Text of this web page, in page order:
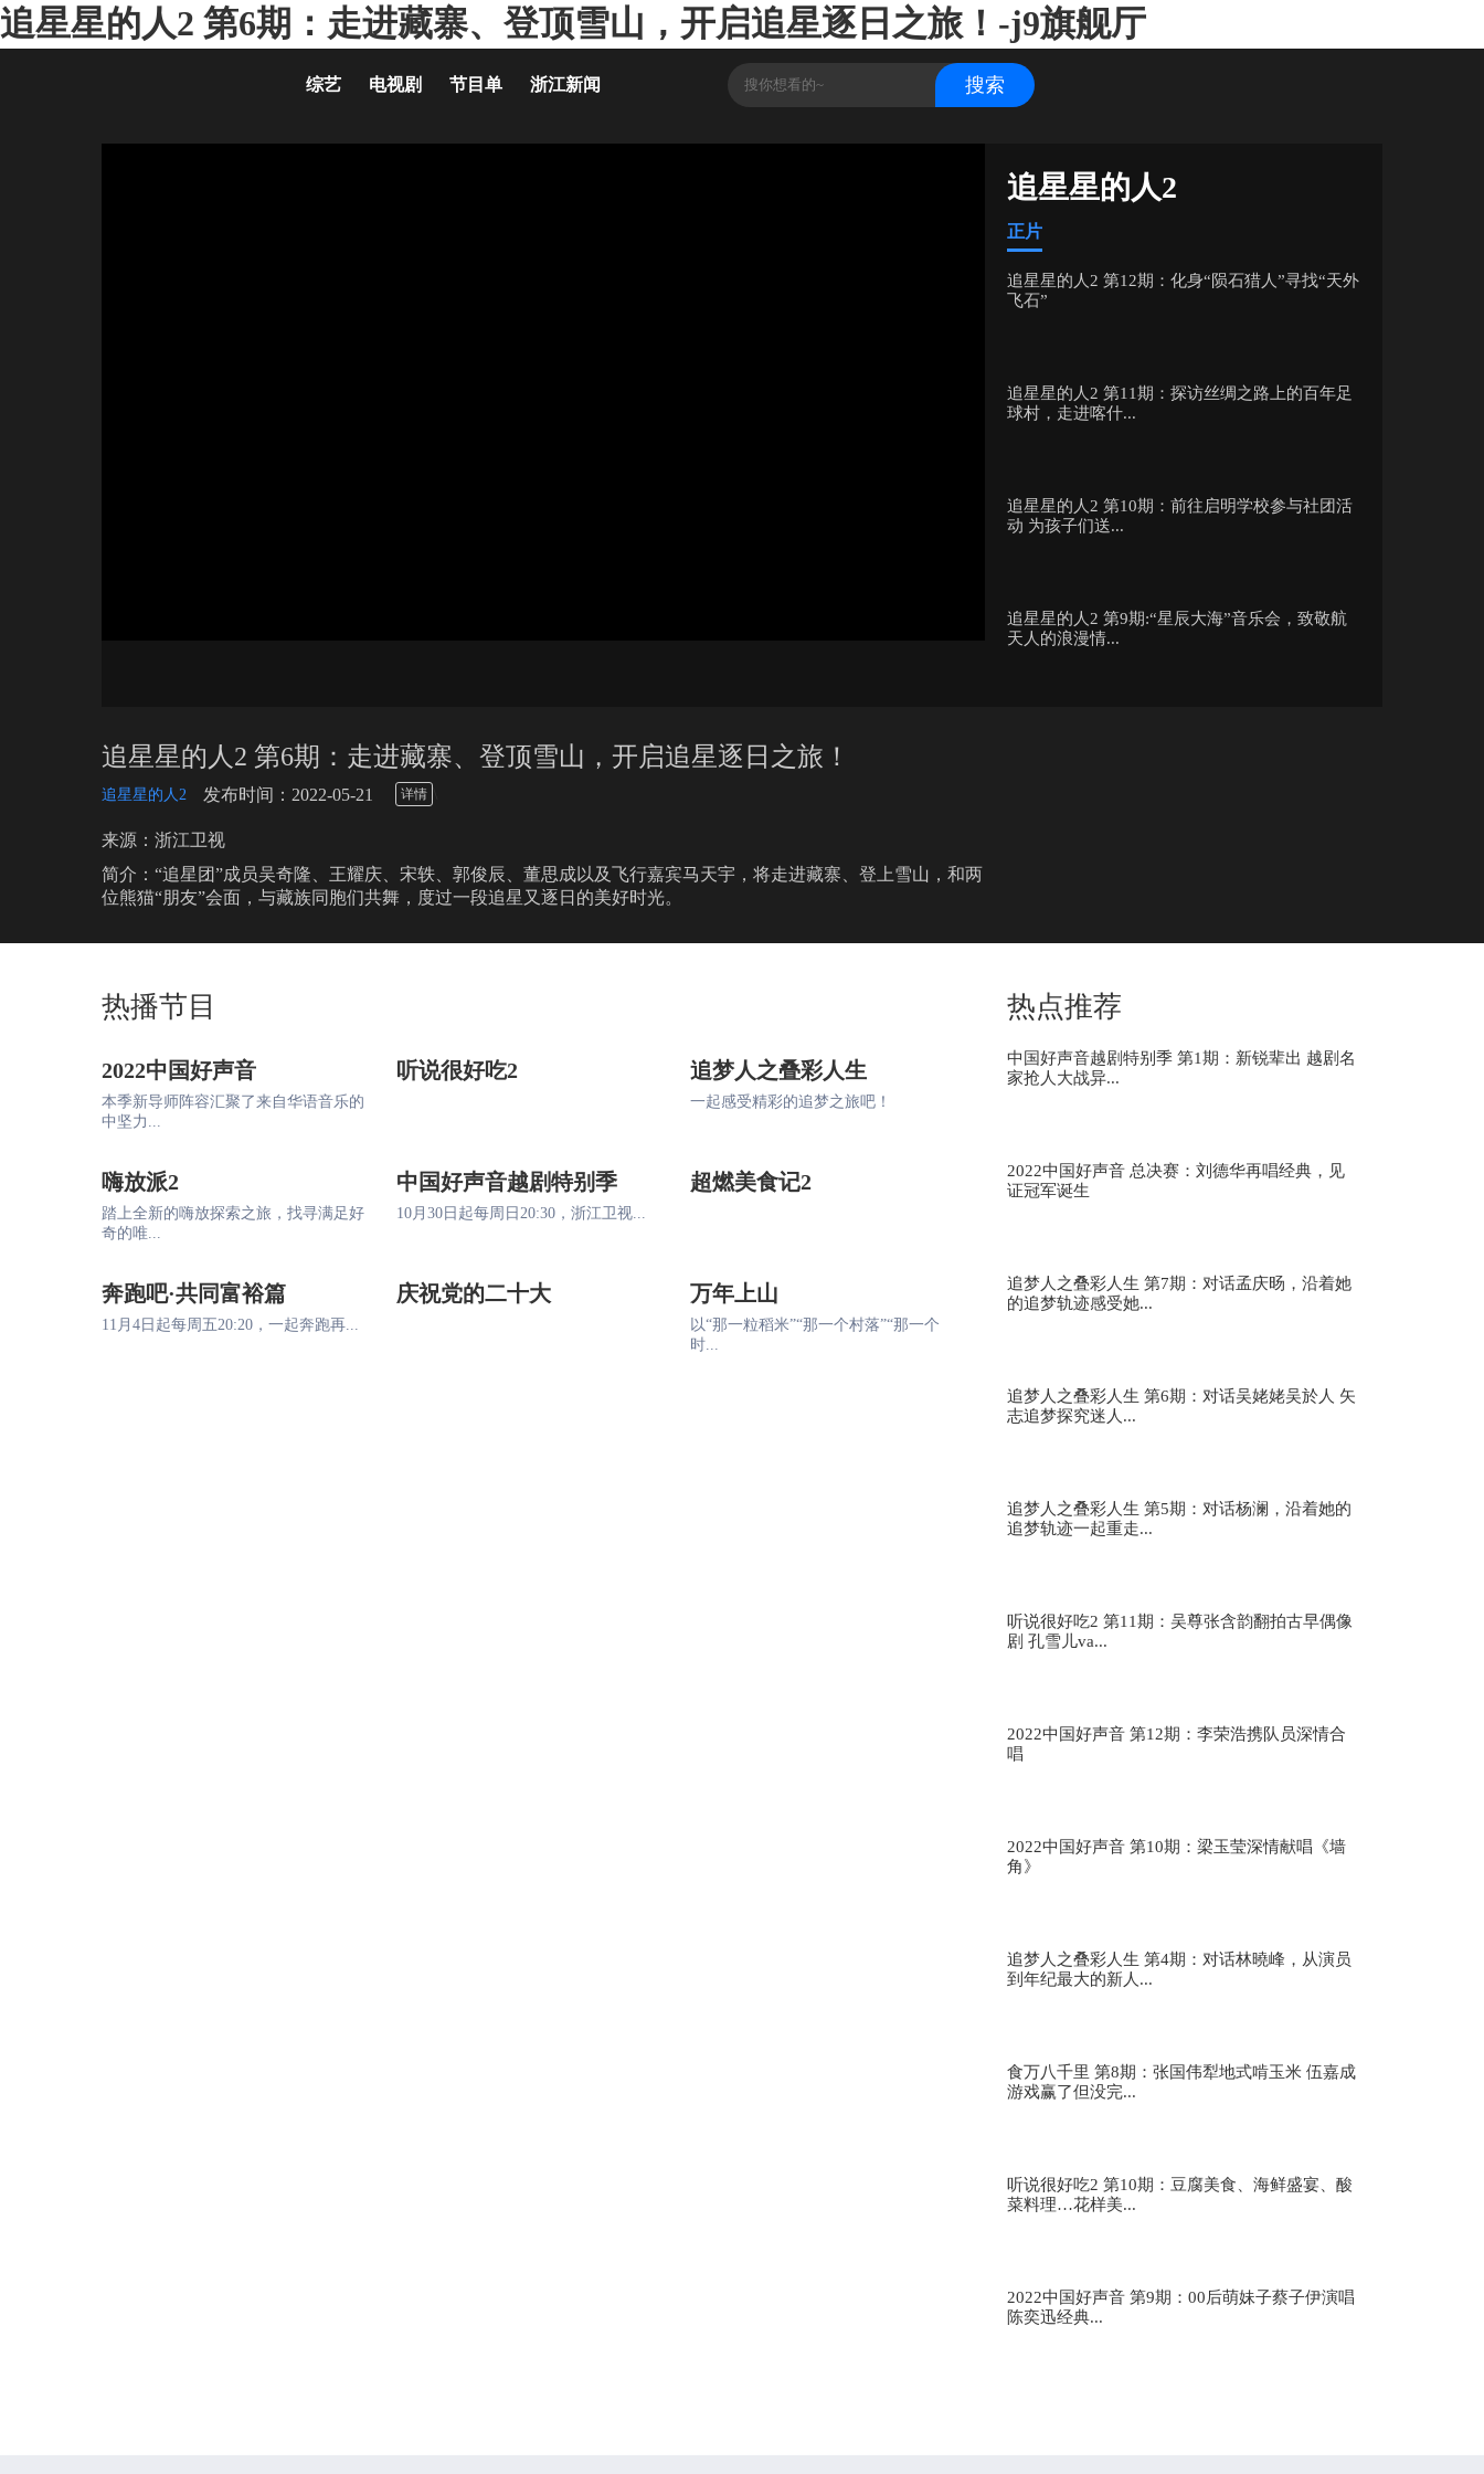
追星星的人2 第6期：走进藏寨、登顶雪山，开启追星逐日之旅！-j9旗舰厅
综艺 电视剧 节目单 浙江新闻
追星星的人2 第6期：走进藏寨、登顶雪山，开启追星逐日之旅！
追星星的人2 发布时间：2022-05-21 详情
来源：浙江卫视
简介：“追星团”成员吴奇隆、王耀庆、宋轶、郭俊辰、董思成以及飞行嘉宾马天宇，将走进藏寨、登上雪山，和两
位熊猫“朋友”会面，与藏族同胞们共舞，度过一段追星又逐日的美好时光。
追星星的人2
正片
追星星的人2 第12期：化身“陨石猎人”寻找“天外
飞石”
追星星的人2 第11期：探访丝绸之路上的百年足
球村，走进喀什...
追星星的人2 第10期：前往启明学校参与社团活
动 为孩子们送...
追星星的人2 第9期:“星辰大海”音乐会，致敬航
天人的浪漫情...
追星星的人2 第5期：走进自然学校探访美丽乡
村，开启发现“可...
追星星的人2 第4期：吴奇隆、王耀庆惊喜回归！
走进四川雅安寻...
追星星的人2 第3期：胡海泉献唱草地帐篷派对
“追星团”现场...
追星星的人2 第2期：“追星团”走进安吉鲁家村
乘坐小火车开...
追星星的人2 第1期：“追星团”开启春日之旅、追
逐漫天繁星
热播节目
2022中国好声音
本季新导师阵容汇聚了来自华语音乐的
中坚力...
听说很好吃2 追梦人之叠彩人生
一起感受精彩的追梦之旅吧！
嗨放派2
踏上全新的嗨放探索之旅，找寻满足好
奇的唯...
中国好声音越剧特别季
10月30日起每周日20:30，浙江卫视...
超燃美食记2
奔跑吧·共同富裕篇
11月4日起每周五20:20，一起奔跑再...
庆祝党的二十大 万年上山
以“那一粒稻米”“那一个村落”“那一个
时...
热点推荐
中国好声音越剧特别季 第1期：新锐辈出 越剧名
家抢人大战异...
2022中国好声音 总决赛：刘德华再唱经典，见
证冠军诞生
追梦人之叠彩人生 第7期：对话孟庆旸，沿着她
的追梦轨迹感受她...
追梦人之叠彩人生 第6期：对话吴姥姥吴於人 矢
志追梦探究迷人...
追梦人之叠彩人生 第5期：对话杨澜，沿着她的
追梦轨迹一起重走...
听说很好吃2 第11期：吴尊张含韵翻拍古早偶像
剧 孔雪儿va...
2022中国好声音 第12期：李荣浩携队员深情合
唱
2022中国好声音 第10期：梁玉莹深情献唱《墙
角》
追梦人之叠彩人生 第4期：对话林曉峰，从演员
到年纪最大的新人...
食万八千里 第8期：张国伟犁地式啃玉米 伍嘉成
游戏赢了但没完...
听说很好吃2 第10期：豆腐美食、海鲜盛宴、酸
菜料理…花样美...
2022中国好声音 第9期：00后萌妹子蔡子伊演唱
陈奕迅经典...